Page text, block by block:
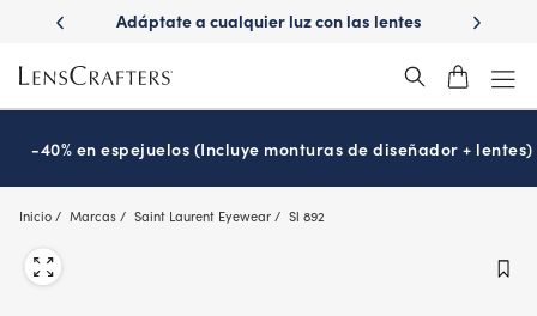
main
content
con
Adáptate a cualquier luz con las lentes
¿Es
-40% en espejuelos (Incluye monturas de diseñador + lentes)
Inicio Marcas Saint Laurent Eyewear Sl 892